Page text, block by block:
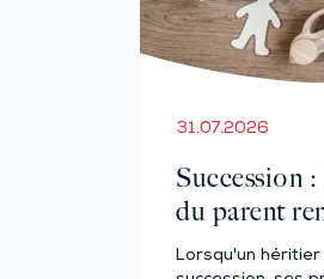
31.07.2026
Succession
du parent
comptent-
Lorsqu'un